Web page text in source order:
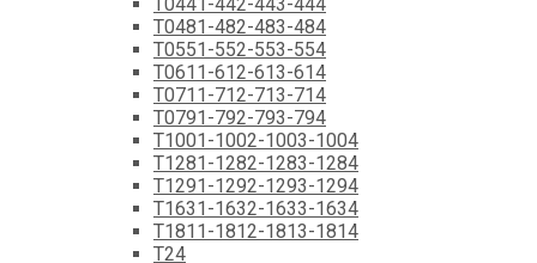
T0481-482-483-484
T0551-552-553-554
T0611-612-613-614
T0711-712-713-714
T0791-792-793-794
T1001-1002-1003-1004
T1281-1282-1283-1284
T1291-1292-1293-1294
T1631-1632-1633-1634
T1811-1812-1813-1814
T24